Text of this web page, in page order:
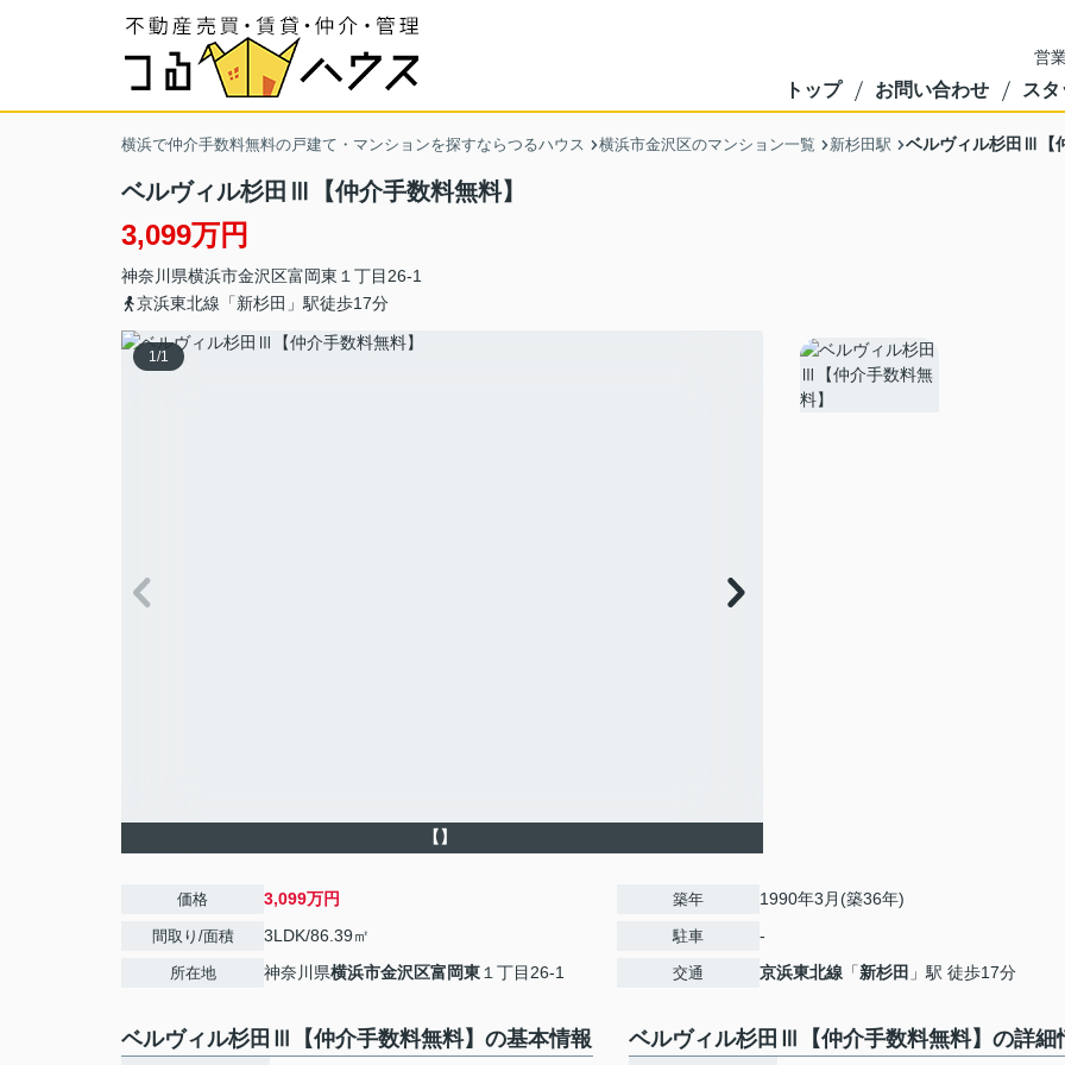
営
トップ お問い合わせ ス
横浜で仲介手数料無料の戸建て・マンションを探すならつるハウス 横浜市金沢区のマンション一覧 新杉田駅 ベルヴィル杉田Ⅲ【
ベルヴィル杉田Ⅲ【仲介手数料無料】
3,099万円
神奈川県横浜市金沢区富岡東 １丁目26‐1
京浜東北線「新杉田」駅徒歩17分
1/1
【】
価格 3,099万円
間取り/面積 3LDK/86.39㎡
所在地 神奈川県横浜市金沢区富岡東 １丁目26‐1
築年 1990年3月(築36年)
駐車 -
交通 京浜東北線 「新杉田 」駅 徒歩17分
ベルヴィル杉田Ⅲ【仲介手数料無料】の基本情報 ベルヴィル杉田Ⅲ【仲介手数料無料】の詳細